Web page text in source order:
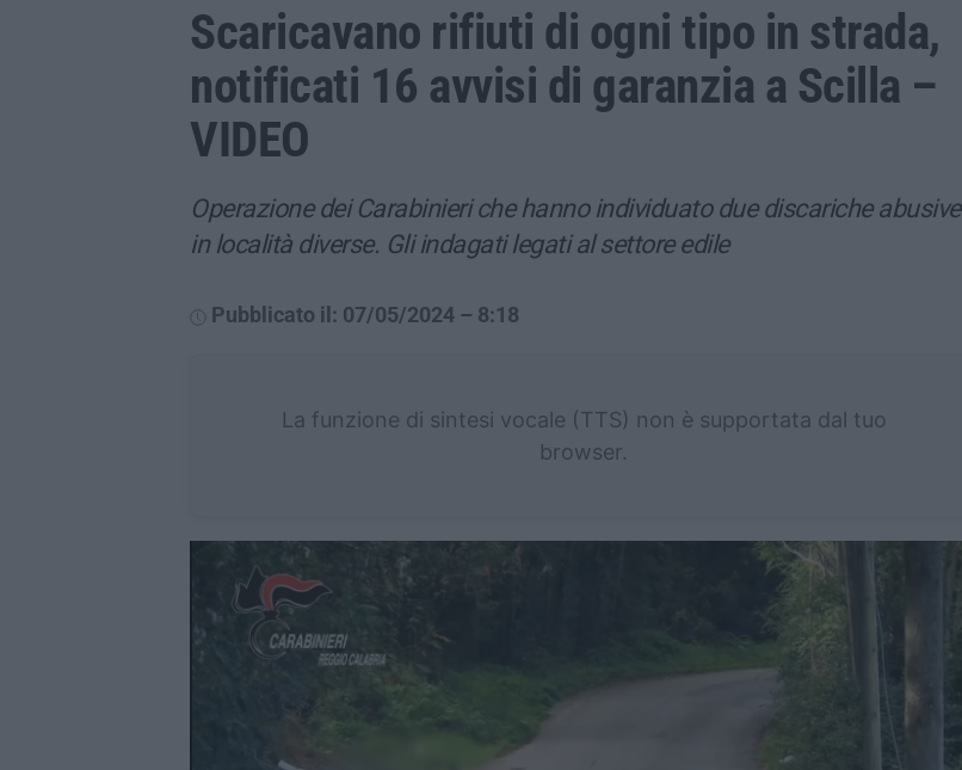
Scaricavano rifiuti di ogni tipo in strada,
notificati 16 avvisi di garanzia a Scilla –
VIDEO
Operazione dei Carabinieri che hanno individuato due discariche abusive
in località diverse. Gli indagati legati al settore edile
Pubblicato il: 07/05/2024 – 8:18
La funzione di sintesi vocale (TTS) non è supportata dal tuo
browser.